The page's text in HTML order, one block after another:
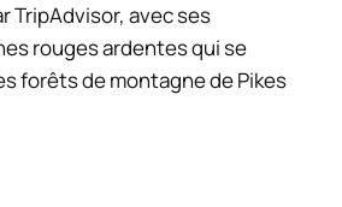
TripAdvisor, avec ses
rouges ardentes qui se
forêts de montagne de Pikes